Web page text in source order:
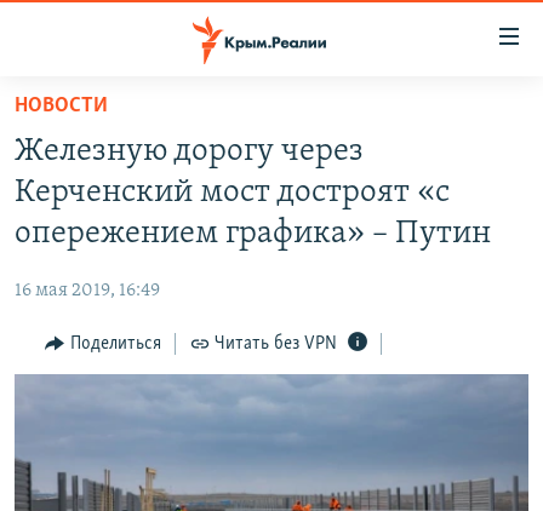
Вернуться
основному
содержанию
Вернутся
главной
Вернутся
СПЕЦПРОЕКТЫ
11 ЛЕТ ОККУПАЦИИ КРЫМА. 11 ИСТОРИЙ СОПРОТИВЛЕНИЯ
ВОДА
ЕЩЕ
ИНТЕРАКТИВ
ИНФОГРАФИКА
СОВЕТЫ ПРАВОЗАЩИТНИКОВ
РАДІО СВОБОДА
КАК ОБОЙТИ БЛОКИРОВКУ
Українською
Qırımtatar
НОВОСТИ
Железную дорогу через
Керченский мост достроят «с
опережением графика» – Путин
16 мая 2019, 16:49
Поделиться Читать без VPN